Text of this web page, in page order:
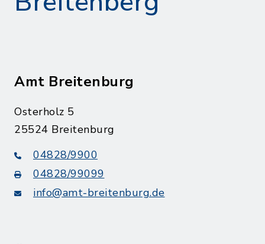
Amt Breitenburg
Osterholz 5
25524 Breitenburg
04828/9900
04828/99099
info@amt-breitenburg.de